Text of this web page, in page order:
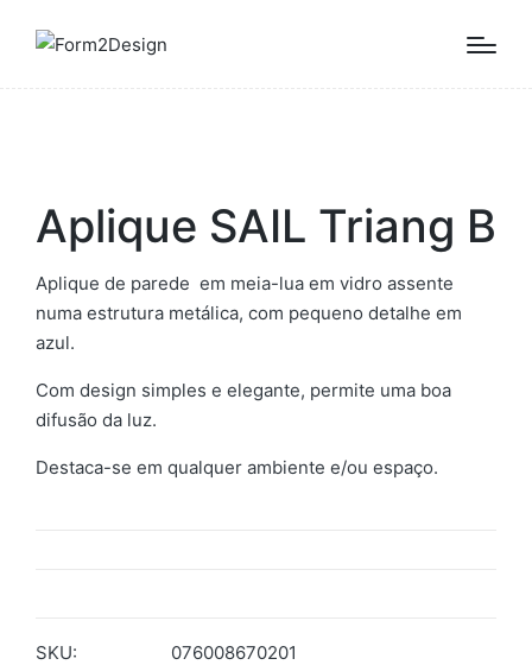
Aplique SAIL Triang B
Aplique de parede em meia-lua em vidro assente
numa estrutura metálica, com pequeno detalhe em
azul.
Com design simples e elegante, permite uma boa
difusão da luz.
Destaca-se em qualquer ambiente e/ou espaço.
SKU:
076008670201